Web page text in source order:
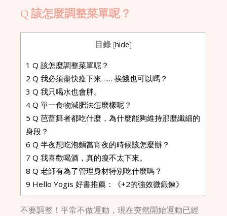
Q 該怎麼調整菜單呢？
目錄 [hide]
1 Q 該怎麼調整菜單呢？
2 Q 我必須盡快瘦下來…… 挨餓也可以嗎？
3 Q 我只喝水也會胖。
4 Q 單一食物減肥法怎麼樣呢？
5 Q 芭蕾舞者都吃什麼，為什麼能夠維持那麼纖細的
身段？
6 Q 半夜想吃泡麵當宵夜的時候該怎麼辦？
7 Q 我喜歡喝酒，真的瘦不太下來。
8 Q 老師有為了管理身材特別吃什麼嗎？
9 Hello Yogis 好書推薦：《+2的強效微鍛鍊》
不要調整！平常不做運動，現在突然開始運動已經